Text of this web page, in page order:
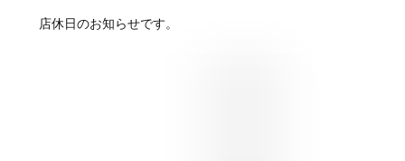
店休日のお知らせです。